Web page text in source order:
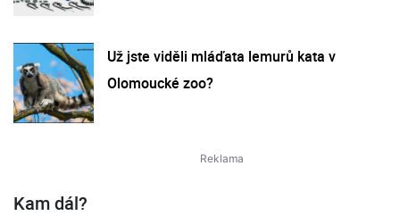
Už jste viděli mláďata lemurů kata v
Olomoucké zoo?
Kam dál?